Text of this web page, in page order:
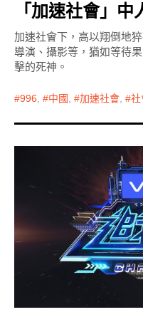
「加速社會」中
加速社會下，高以翔倒地
導演、攝影等，猶如等待
擊的死神。
996 , 中國 , 加速社會 , 社